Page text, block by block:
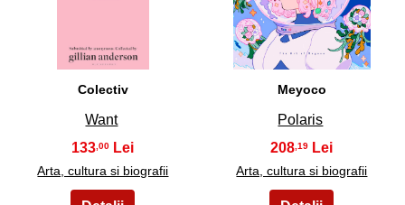
Colectiv
Want
133 ,00
Arta, cultura si biografii
8
Meyoco
Polaris
208 ,19
Arta, cultura si biografii